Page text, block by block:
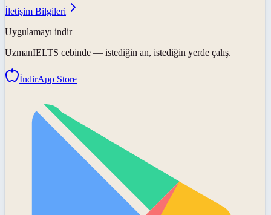
İletişim Bilgileri
Uygulamayı indir
UzmanIELTS cebinde — istediğin an, istediğin yerde çalış.
İndirApp Store